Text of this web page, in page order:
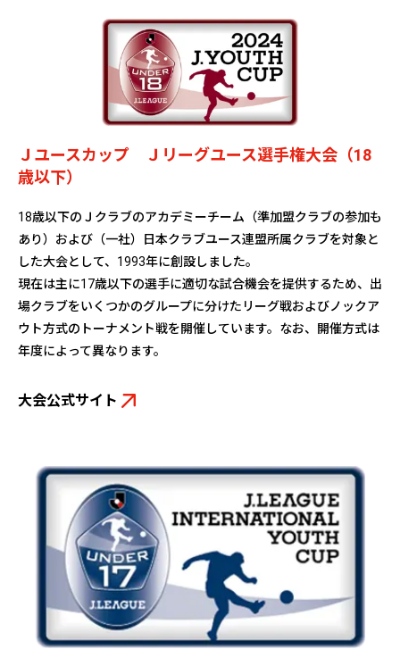
Ｊユースカップ Ｊリーグユース選手権大会（18
歳以下）
18歳以下のＪクラブのアカデミーチーム（準加盟クラブの参加も
あり）および（一社）日本クラブユース連盟所属クラブを対象と
した大会として、1993年に創設しました。
現在は主に17歳以下の選手に適切な試合機会を提供するため、出
場クラブをいくつかのグループに分けたリーグ戦およびノックア
ウト方式のトーナメント戦を開催しています。なお、開催方式は
年度によって異なります。
大会公式サイト